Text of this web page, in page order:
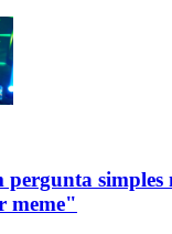
pergunta simples
meme"